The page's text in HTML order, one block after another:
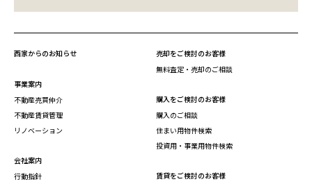
西家からのお知らせ
事業案内
不動産売買仲介
不動産賃貸管理
リノベーション
会社案内
行動指針
売却をご検討のお客様
無料査定・売却のご相談
購入をご検討のお客様
購入のご相談
住まい用物件検索
投資用・事業用物件検索
賃貸をご検討のお客様